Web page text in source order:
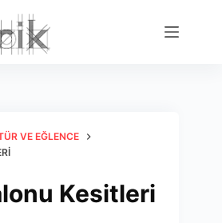
VE EĞLENCE
Kesitleri